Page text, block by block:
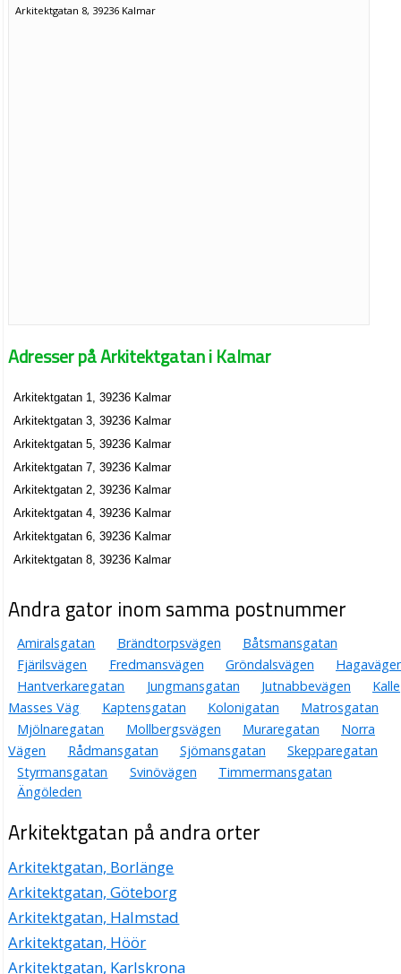
Arkitektgatan 8, 39236 Kalmar
Adresser på Arkitektgatan i Kalmar
Arkitektgatan 1, 39236 Kalmar
Arkitektgatan 3, 39236 Kalmar
Arkitektgatan 5, 39236 Kalmar
Arkitektgatan 7, 39236 Kalmar
Arkitektgatan 2, 39236 Kalmar
Arkitektgatan 4, 39236 Kalmar
Arkitektgatan 6, 39236 Kalmar
Arkitektgatan 8, 39236 Kalmar
Andra gator inom samma postnummer
Amiralsgatan Brändtorpsvägen
Båtsmansgatan
Fjärilsvägen
Fredmansvägen Gröndalsvägen
Hantverkaregatan
Jungmansgatan Jutnabbevägen
Kalle
Masses Väg
Kaptensgatan Kolonigatan
Matrosgatan
Mjölnaregatan
Mollbergsvägen Muraregatan
Norra
Vägen
Rådmansgatan Sjömansgatan
Skepparegatan
Styrmansgatan
Svinövägen
Timmermansgatan
Ängöleden
Arkitektgatan på andra orter
Arkitektgatan, Borlänge
Arkitektgatan, Göteborg
Arkitektgatan, Halmstad
Arkitektgatan, Höör
Arkitektgatan, Karlskrona